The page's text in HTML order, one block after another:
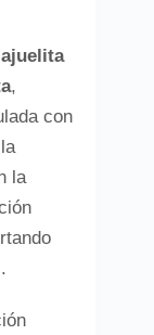
,
con
la